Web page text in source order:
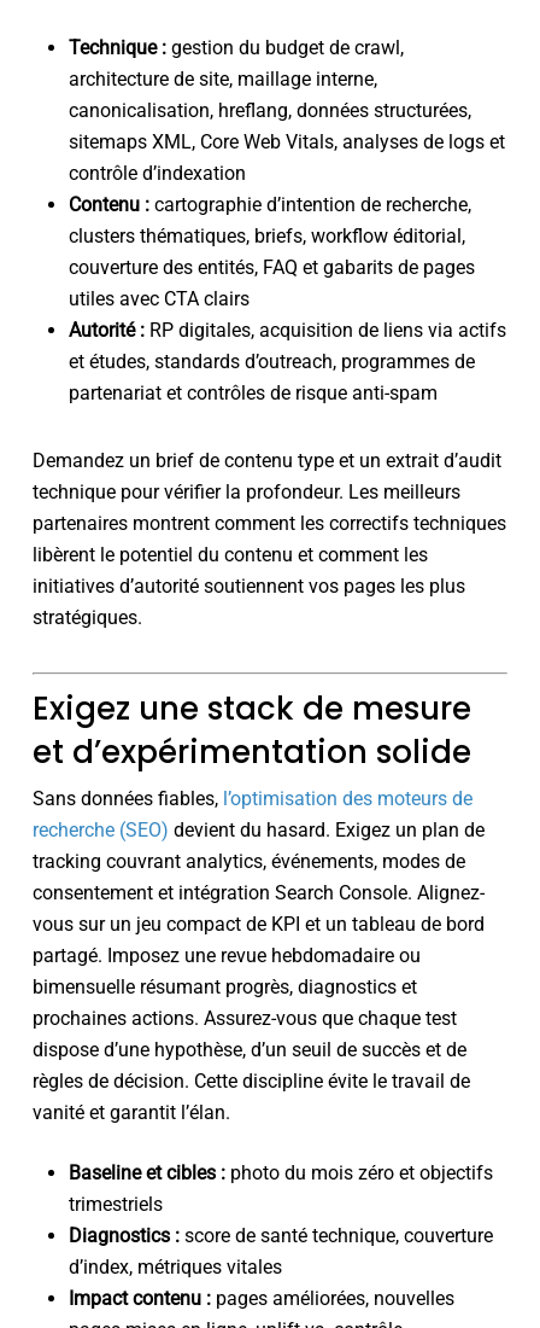
Technique :gestion du budget de crawl,
architecture de site, maillage interne,
canonicalisation, hreflang, données structurées,
sitemaps XML, Core Web Vitals, analyses de logs et
contrôle d’indexation
Contenu :cartographie d’intention de recherche,
clusters thématiques, briefs, workflow éditorial,
couverture des entités, FAQ et gabarits de pages
utiles avec CTA clairs
Autorité :RP digitales, acquisition de liens via actifs
et études, standards d’outreach, programmes de
partenariat et contrôles de risque anti-spam
Demandez un brief de contenu type et un extrait d’audit
technique pour vérifier la profondeur. Les meilleurs
partenaires montrent comment les correctifs techniques
libèrent le potentiel du contenu et comment les
initiatives d’autorité soutiennent vos pages les plus
stratégiques.
Exigez une stack de mesure
et d’expérimentation solide
Sans données fiables, l’optimisation des moteurs de
recherche (SEO) devient du hasard. Exigez un plan de
tracking couvrant analytics, événements, modes de
consentement et intégration Search Console. Alignez-
vous sur un jeu compact de KPI et un tableau de bord
partagé. Imposez une revue hebdomadaire ou
bimensuelle résumant progrès, diagnostics et
prochaines actions. Assurez-vous que chaque test
dispose d’une hypothèse, d’un seuil de succès et de
règles de décision. Cette discipline évite le travail de
vanité et garantit l’élan.
Baseline et cibles :photo du mois zéro et objectifs
trimestriels
Diagnostics :score de santé technique, couverture
d’index, métriques vitales
Impact contenu :pages améliorées, nouvelles